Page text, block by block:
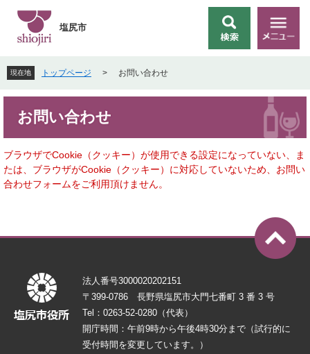
先
頭
で
を
飛
ば
本
文
へ
索
メ
ニ
塩尻市
現在地 トップページ > お問い合わせ
お問い合わせ
ブラウザでCookie（クッキー）が使用できる設定になっていない、ま
たは、ブラウザがCookie（クッキー）に対応していないため、お問い
合わせフォームをご利用頂けません。
法人番号3000020202151
〒399-0786 長野県塩尻市大門七番町 3 番 3 号
Tel：0263-52-0280（代表）
開庁時間：午前9時から午後4時30分まで（試行的に
受付時間を変更しています。）